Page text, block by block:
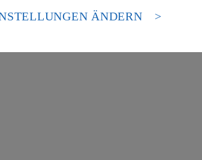
amerikanische Behörden.ÄNDERN